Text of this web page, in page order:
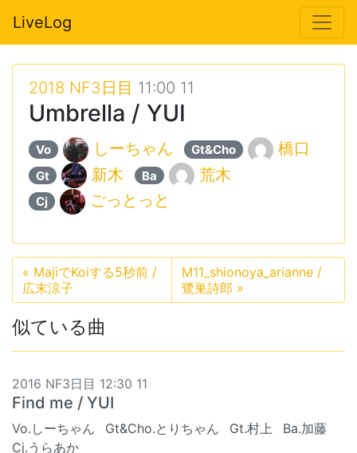
LiveLog
2018 NF3日目 11:00 11
Umbrella / YUI
Vo しーちゃん Gt&Cho 橋口
Gt 新木 Ba 荒木
Cj ごっとっと
« MajiでKoiする5秒前 /
広末涼子
M11_shionoya_arianne /
鷺巣詩郎 »
似ている曲
2016 NF3日目 12:30 11
Find me / YUI
Vo.しーちゃん Gt&Cho.とりちゃん Gt.村上
Ba.加藤
Cj.うらあか